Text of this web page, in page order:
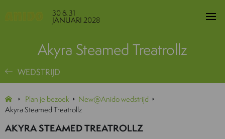
30 & 31
JANUARI 2028
Akyra Steamed Treatrollz
WEDSTRIJD
Plan je bezoek
New@Anido wedstrijd
Akyra Steamed Treatrollz
AKYRA STEAMED TREATROLLZ